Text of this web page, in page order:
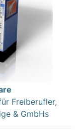
Freiberufler,
& GmbHs